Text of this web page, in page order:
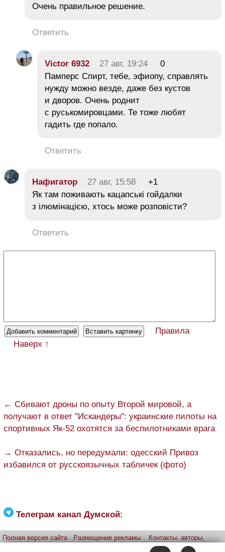
Очень правильное решение.
Ответить
Victor 6932 27 авг, 19:24
0
Памперс Спирт, тебе, эфиопу, справлять
нужду можно везде, даже без кустов
и дворов. Очень роднит
с руськомировцами. Те тоже любят
гадить где попало.
Ответить
Нафигатор 27 авг, 15:58
+1
Як там поживають кацапські гойдалки
з ілюмінацією, хтось може розповісти?
Ответить
Правила
Наверх ↑
← Сбивают дроны по опыту Второй мировой, а
получают в ответ "Искандеры": украинские пилоты на
спортивных Як-52 охотятся за беспилотниками врага
→ Отказались, но передумали: одесский Привоз
избавился от русскоязычных табличек (фото)
Телеграм канал Думской:
Полная версия сайта Размещение рекламы
Контакты, авторы,
iPhone